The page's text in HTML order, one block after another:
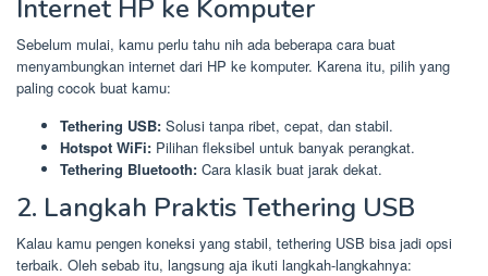
Internet HP ke Komputer
Sebelum mulai, kamu perlu tahu nih ada beberapa cara buat
menyambungkan internet dari HP ke komputer. Karena itu, pilih yang
paling cocok buat kamu:
Tethering USB: Solusi tanpa ribet, cepat, dan stabil.
Hotspot WiFi: Pilihan fleksibel untuk banyak perangkat.
Tethering Bluetooth: Cara klasik buat jarak dekat.
2. Langkah Praktis Tethering USB
Kalau kamu pengen koneksi yang stabil, tethering USB bisa jadi opsi
terbaik. Oleh sebab itu, langsung aja ikuti langkah-langkahnya: